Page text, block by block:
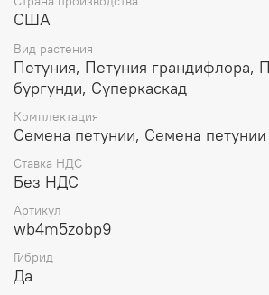
температуре почвы +18-20°C всходы
Рассаду высаживают в открытый
весенних заморозков.
США
Вид растения
Петуния, Петуния грандифлора,
бургунди, Суперкаскад
Комплектация
Семена петунии, Семена
Ставка НДС
Без НДС
Артикул
wb4m5zobp9
Гибрид
Да